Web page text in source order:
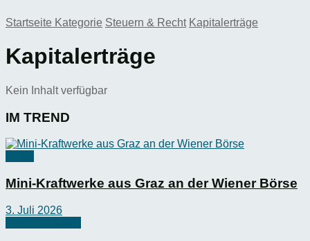
Startseite Kategorie Steuern & Recht Kapitalerträge
Kapitalerträge
Kein Inhalt verfügbar
IM TREND
Mini-Kraftwerke aus Graz an der Wiener Börse
3. Juli 2026